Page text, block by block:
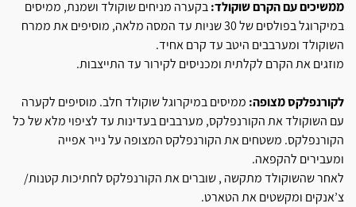
ממשיכים עם הקרם שוקולד: בקערה מניחים שוקולד ושמנת, ממיסים
במיקרוגל בפולסים של 30 שניות עד המסה מלאה, מוסיפים את ממרח
השוקולד ומערבבים היטב עד קרם אחיד.
מוזגים את הקרם לקלתית ומכניסים לקירור עד התייצבות.
לקורנפלקס מצופה: ממיסים במיקרוגל שוקולד חלב. מוסיפים לקערה
עם השוקולד את הקורנפלקס, מערבבים בעדינות עד לציפוי מלא של כל
הקורנפלקס. משטחים את הקורנפלקס המצופה על נייר אפייה
ומעבירים להקפאה.
לאחר שהשוקולד מתקשה , שוברים את הקורנפלקס לחתיכות קטנות/
צ’אנקים ומקשטים את הטארט.